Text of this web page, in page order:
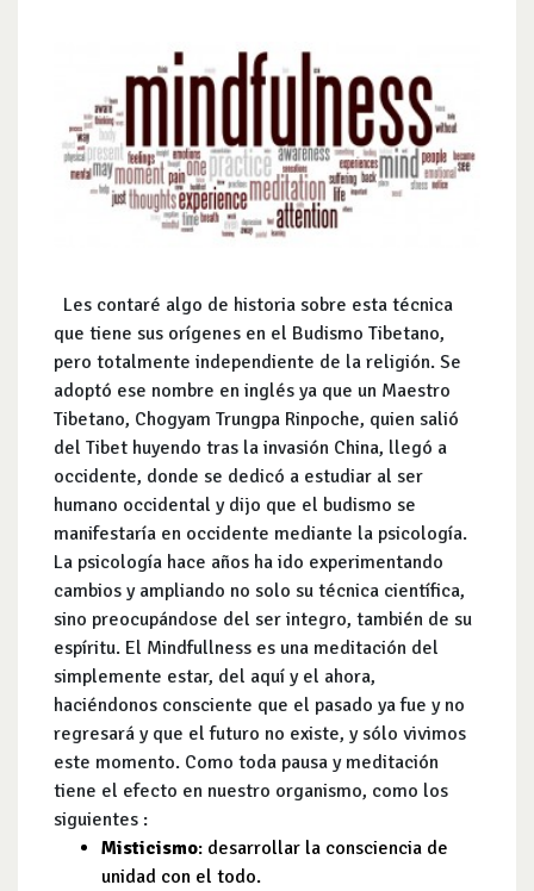
Les contaré algo de historia sobre esta técnica
que tiene sus orígenes en el Budismo Tibetano,
pero totalmente independiente de la religión. Se
adoptó ese nombre en inglés ya que un Maestro
Tibetano, Chogyam Trungpa Rinpoche, quien salió
del Tibet huyendo tras la invasión China, llegó a
occidente, donde se dedicó a estudiar al ser
humano occidental y dijo que el budismo se
manifestaría en occidente mediante la psicología.
La psicología hace años ha ido experimentando
cambios y ampliando no solo su técnica científica,
sino preocupándose del ser integro, también de su
espíritu. El Mindfullness es una meditación del
simplemente estar, del aquí y el ahora,
haciéndonos consciente que el pasado ya fue y no
regresará y que el futuro no existe, y sólo vivimos
este momento. Como toda pausa y meditación
tiene el efecto en nuestro organismo, como los
siguientes :
Misticismo: desarrollar la consciencia de
unidad con el todo.